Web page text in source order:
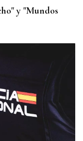
y "Mundos